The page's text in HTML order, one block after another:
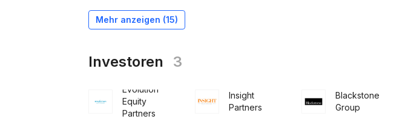
Mehr anzeigen (15)
Investoren 3
Evolution
Equity
Partners
Insight
Partners
Blackstone
Group